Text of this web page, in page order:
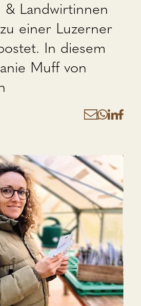
& Landwirtinnen
einer Luzerner
In diesem
Muff von